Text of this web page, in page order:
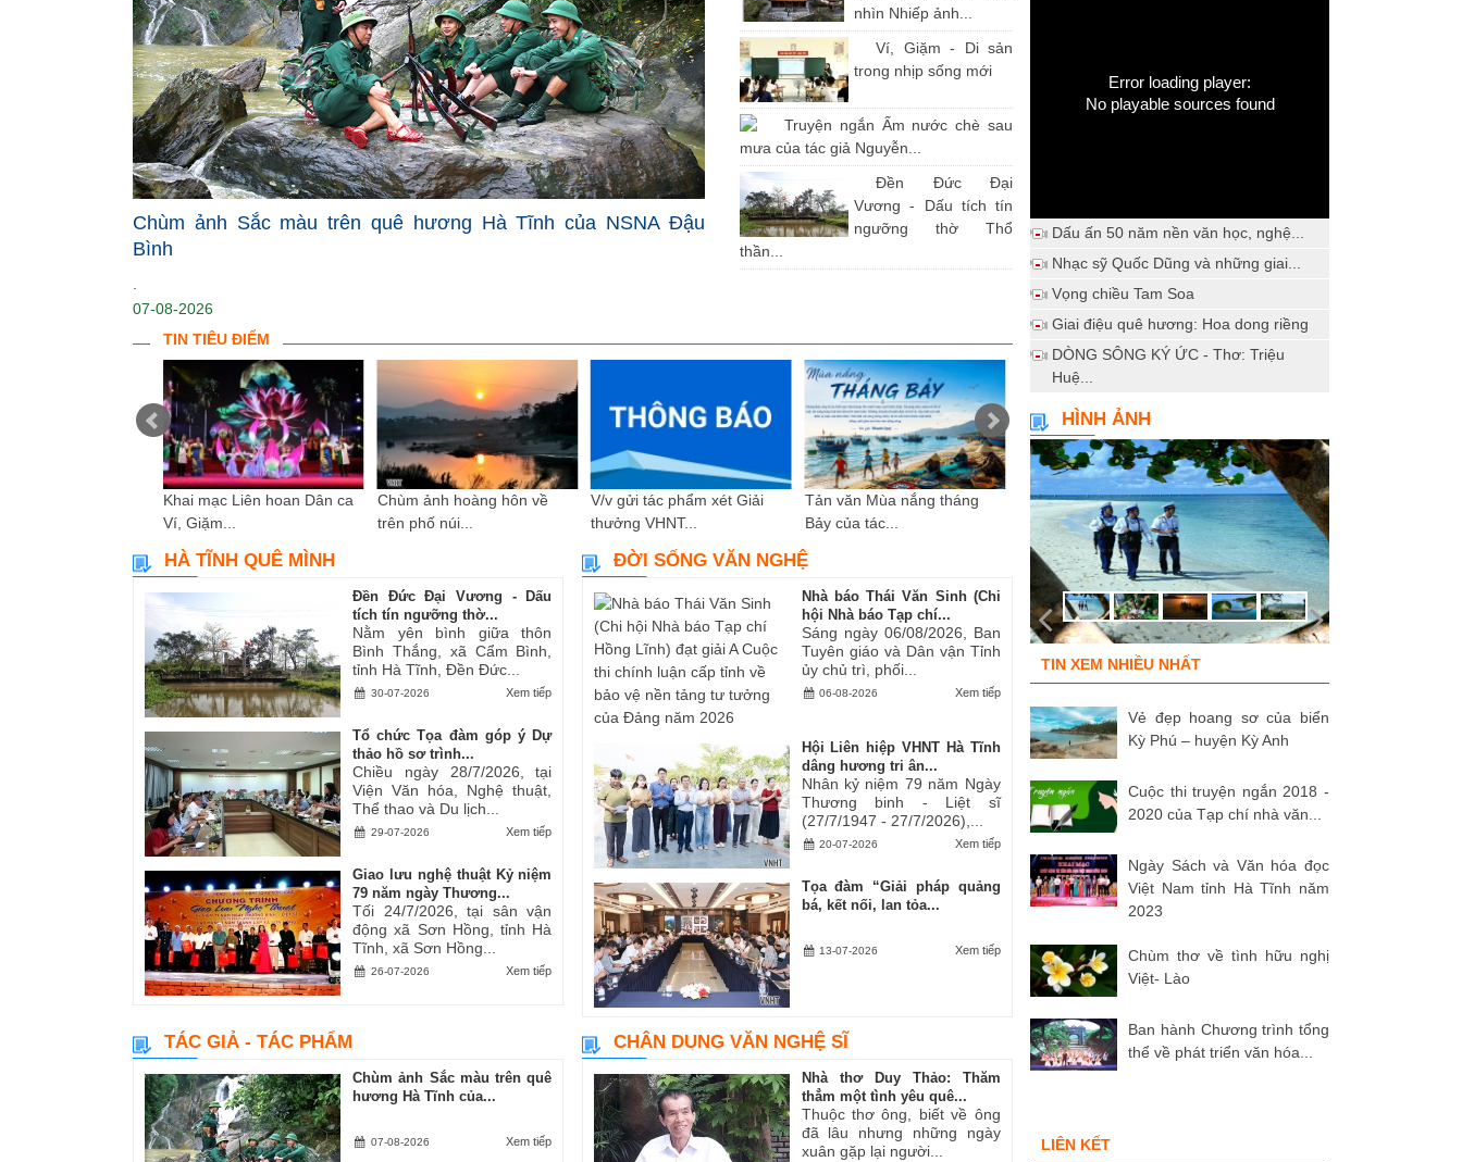
Chùm ảnh Sắc màu trên quê hương Hà Tĩnh của NSNA Đậu
Bình
.
07-08-2026
nhìn Nhiếp ảnh...
Ví, Giặm - Di sản
trong nhịp sống mới
Truyện ngắn Ấm nước chè sau
mưa của tác giả Nguyễn...
Đền Đức Đại
Vương - Dấu tích tín
ngưỡng thờ Thổ
thần...
TIN TIÊU ĐIỂM
Khai mạc Liên hoan Dân ca
Ví, Giặm...
Chùm ảnh hoàng hôn về
trên phố núi...
V/v gửi tác phẩm xét Giải
thưởng VHNT...
Tản văn Mùa nắng tháng
Bảy của tác...
Chùm ảnh “Kéo lưới rùng”
của NSNA...
ĐỒNG ĐỘI ƠI, CÁC ANH ĐÃ
TRỞ VỀ!
HÀ TĨNH QUÊ MÌNH
Đền Đức Đại Vương - Dấu
tích tín ngưỡng thờ...
Nằm yên bình giữa thôn
Bình Thắng, xã Cẩm Bình,
tỉnh Hà Tĩnh, Đền Đức...
Xem tiếp
30-07-2026
Tổ chức Tọa đàm góp ý Dự
thảo hồ sơ trình...
Chiều ngày 28/7/2026, tại
Viện Văn hóa, Nghệ thuật,
Thể thao và Du lịch...
Xem tiếp
29-07-2026
Giao lưu nghệ thuật Kỷ niệm
79 năm ngày Thương...
Tối 24/7/2026, tại sân vận
động xã Sơn Hồng, tỉnh Hà
Tĩnh, xã Sơn Hồng...
Xem tiếp
26-07-2026
ĐỜI SỐNG VĂN NGHỆ
Nhà báo Thái Văn Sinh (Chi
hội Nhà báo Tạp chí...
Sáng ngày 06/08/2026, Ban
Tuyên giáo và Dân vận Tỉnh
ủy chủ trì, phối...
Xem tiếp
06-08-2026
Hội Liên hiệp VHNT Hà Tĩnh
dâng hương tri ân...
Nhân kỷ niệm 79 năm Ngày
Thương binh - Liệt sĩ
(27/7/1947 - 27/7/2026),...
Xem tiếp
20-07-2026
Tọa đàm “Giải pháp quảng
bá, kết nối, lan tỏa...
Xem tiếp
13-07-2026
TÁC GIẢ - TÁC PHẨM
Chùm ảnh Sắc màu trên quê
hương Hà Tĩnh của...
Xem tiếp
07-08-2026
CHÂN DUNG VĂN NGHỆ SĨ
Nhà thơ Duy Thảo: Thăm
thẳm một tình yêu quê...
Thuộc thơ ông, biết về ông
đã lâu nhưng những ngày
xuân gặp lại người...
Error loading player:
No playable sources found
Dấu ấn 50 năm nền văn học, nghệ...
Nhạc sỹ Quốc Dũng và những giai...
Vọng chiều Tam Soa
Giai điệu quê hương: Hoa dong riềng
DÒNG SÔNG KÝ ỨC - Thơ: Triệu
Huệ...
HÌNH ẢNH
TIN XEM NHIỀU NHẤT
Vẻ đẹp hoang sơ của biển
Kỳ Phú – huyện Kỳ Anh
Cuộc thi truyện ngắn 2018 -
2020 của Tạp chí nhà văn...
Ngày Sách và Văn hóa đọc
Việt Nam tỉnh Hà Tĩnh năm
2023
Chùm thơ về tình hữu nghị
Việt- Lào
Ban hành Chương trình tổng
thể về phát triển văn hóa...
LIÊN KẾT